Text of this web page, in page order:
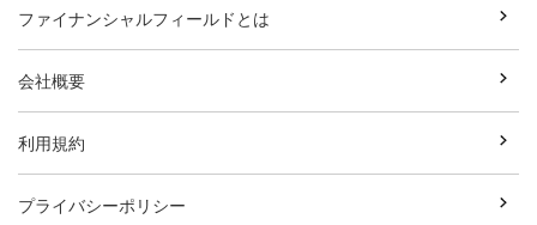
ファイナンシャルフィールドとは
会社概要
利用規約
プライバシーポリシー